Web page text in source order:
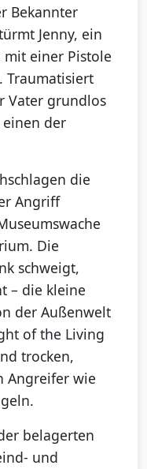
Bekannter
Jenny, ein
einer Pistole
Traumatisiert
Vater grundlos
einen der
die
Angriff
Die
schweigt,
– die kleine
der Außenwelt
of the Living
trocken,
Angreifer wie
belagerten
und